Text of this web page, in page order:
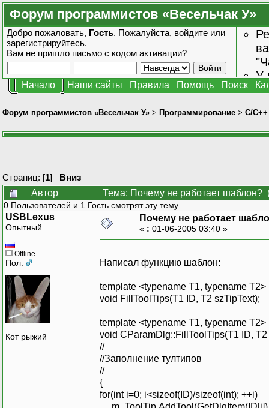
Форум программистов «Весельчак У»
Добро пожаловать, Гость. Пожалуйста, войдите или
зарегистрируйтесь.
Вам не пришло письмо с кодом активации?
У
Начало Наши сайты Правила Помощь Поиск
Форум программистов «Весельчак У» > Программирование > C/C++
Страниц: [1] Вниз
Автор
Тема: Почему не работает шаблон?
0 Пользователей и 1 Гость смотрят эту тему.
USBLexus
Опытный
Offline
Пол:
Кот рыжий
Почему не работает
« : 01-06-2005 03:40 »
Написал функцию шаблон:
template <typename T1, typename T2>
void FillToolTips(T1 ID, T2 szTipText);
template <typename T1, typename T2>
void CParamDlg::FillToolTips(T1 ID, T2
//
//Заполнение тултипов
//
{
for(int i=0; i<sizeof(ID)/sizeof(int); ++i)